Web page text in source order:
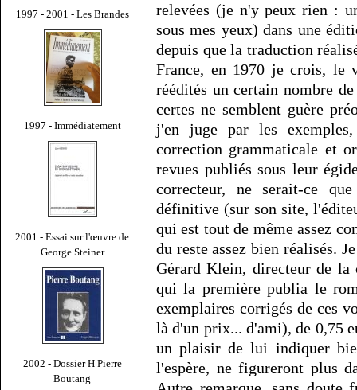
1997 - 2001 - Les Brandes
1997 - Immédiatement
2001 - Essai sur l'œuvre de
George Steiner
2002 - Dossier H Pierre
Boutang
relevées (je n'y peux rien :
sous mes yeux) dans une
depuis que la traduction
France, en 1970 je crois, le
réédités un certain nombre
certes ne semblent guère
j'en juge par les
correction grammaticale et
revues publiés sous leur
correcteur, ne serait-ce
définitive (sur son site,
qui est tout de même assez
du reste assez bien réalisés.
Gérard Klein, directeur de
qui la première publia le
exemplaires corrigés de ces
là d'un prix... d'ami), de 0,75
un plaisir de lui indiquer
l'espère, ne figureront plus